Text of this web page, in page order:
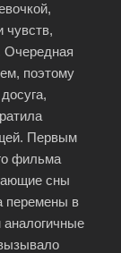
чувств,
Очередная
поэтому
Первым
фильма
сны
перемены в